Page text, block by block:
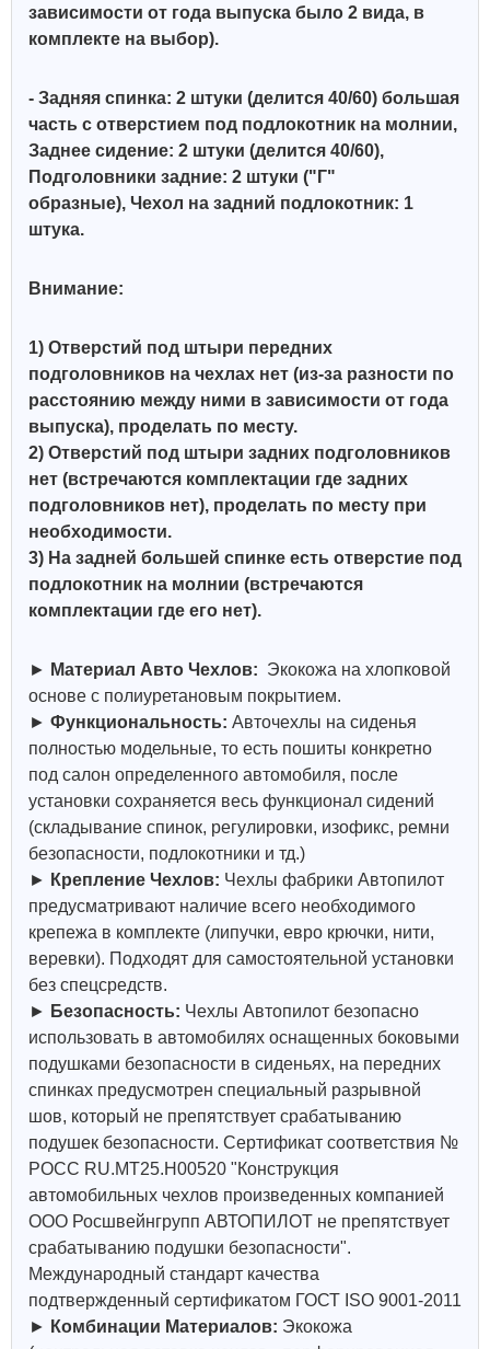
зависимости от года выпуска было 2 вида, в
комплекте на выбор).
- Задняя спинка: 2 штуки (делится 40/60) большая
часть с отверстием под подлокотник на молнии,
Заднее сидение: 2 штуки (делится 40/60),
Подголовники задние: 2 штуки ("Г"
образные), Чехол на задний подлокотник: 1
штука.
Внимание:
1) Отверстий под штыри передних
подголовников на чехлах нет (из-за разности по
расстоянию между ними в зависимости от года
выпуска), проделать по месту.
2) Отверстий под штыри задних подголовников
нет (встречаются комплектации где задних
подголовников нет), проделать по месту при
необходимости.
3) На задней большей спинке есть отверстие под
подлокотник на молнии (встречаются
комплектации где его нет).
► Материал Авто Чехлов: Экокожа на хлопковой
основе с полиуретановым покрытием.
► Функциональность: Авточехлы на сиденья
полностью модельные, то есть пошиты конкретно
под салон определенного автомобиля, после
установки сохраняется весь функционал сидений
(складывание спинок, регулировки, изофикс, ремни
безопасности, подлокотники и тд.)
► Крепление Чехлов: Чехлы фабрики Автопилот
предусматривают наличие всего необходимого
крепежа в комплекте (липучки, евро крючки, нити,
веревки). Подходят для самостоятельной установки
без спецсредств.
► Безопасность: Чехлы Автопилот безопасно
использовать в автомобилях оснащенных боковыми
подушками безопасности в сиденьях, на передних
спинках предусмотрен специальный разрывной
шов, который не препятствует срабатыванию
подушек безопасности. Сертификат соответствия №
РОСС RU.МТ25.Н00520 "Конструкция
автомобильных чехлов произведенных компанией
ООО Росшвейнгрупп АВТОПИЛОТ не препятствует
срабатыванию подушки безопасности".
Международный стандарт качества
подтвержденный сертификатом ГОСТ ISO 9001-2011
► Комбинации Материалов: Экокожа